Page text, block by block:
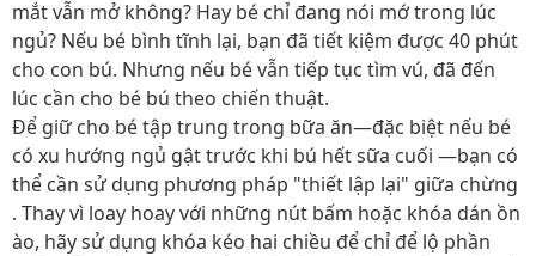
mắt vẫn mở không? Hay bé chỉ đang nói mớ trong lúc
ngủ? Nếu bé bình tĩnh lại, bạn đã tiết kiệm được 40 phút
cho con bú. Nhưng nếu bé vẫn tiếp tục tìm vú, đã đến
lúc cần cho bé bú theo chiến thuật.
Để giữ cho bé tập trung trong bữa ăn—đặc biệt nếu bé
có xu hướng ngủ gật trước khi bú hết sữa cuối —bạn có
thể cần sử dụng phương pháp "thiết lập lại" giữa chừng
. Thay vì loay hoay với những nút bấm hoặc khóa dán ồn
ào, hãy sử dụng khóa kéo hai chiều để chỉ để lộ phần